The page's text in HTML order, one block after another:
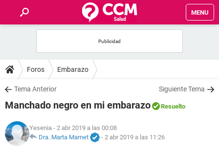
MENU
FOROS
SALUD
NUTRICIÓN
Foros Embarazo
Tema Anterior Siguiente Tema
Manchado negro en mi embarazo Resuelto
Yesenia - 2 abr 2019 a las 00:08
Dra. Marta Marnet
- 2 abr 2019 a las 11:26